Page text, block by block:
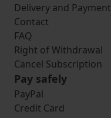
Delivery and Payment
Contact
FAQ
Right of Withdrawal
Cancel Subscription
Pay safely
PayPal
Credit Card